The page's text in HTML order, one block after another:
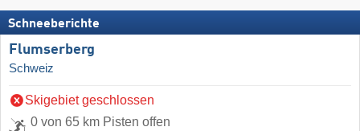
Schneeberichte
Flumserberg
Schweiz
Skigebiet geschlossen
0 von 65 km Pisten offen